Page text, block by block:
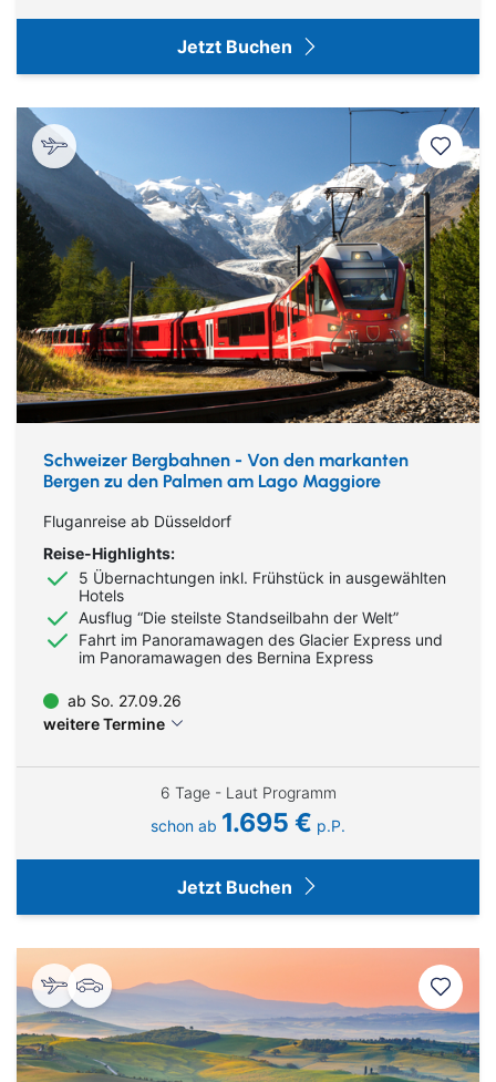
Jetzt Buchen
Schweizer Bergbahnen - Von den markanten
Bergen zu den Palmen am Lago Maggiore
Fluganreise ab Düsseldorf
Reise-Highlights:
5 Übernachtungen inkl. Frühstück in ausgewählten
Hotels
Ausflug “Die steilste Standseilbahn der Welt”
Fahrt im Panoramawagen des Glacier Express und
im Panoramawagen des Bernina Express
ab So. 27.09.26
weitere Termine
6 Tage - Laut Programm
schon ab 1.695 € p.P.
Jetzt Buchen